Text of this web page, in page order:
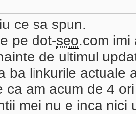
ce sa spun.
pe dot-seo.com imi
de ultimul
ba linkurile actuale
ca am acum de 4
mei nu e inca nici